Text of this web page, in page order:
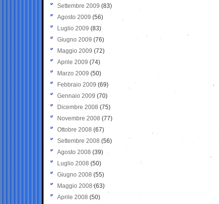
Settembre 2009 (83)
Agosto 2009 (56)
Luglio 2009 (83)
Giugno 2009 (76)
Maggio 2009 (72)
Aprile 2009 (74)
Marzo 2009 (50)
Febbraio 2009 (69)
Gennaio 2009 (70)
Dicembre 2008 (75)
Novembre 2008 (77)
Ottobre 2008 (67)
Settembre 2008 (56)
Agosto 2008 (39)
Luglio 2008 (50)
Giugno 2008 (55)
Maggio 2008(63)
Aprile 2008 (50)